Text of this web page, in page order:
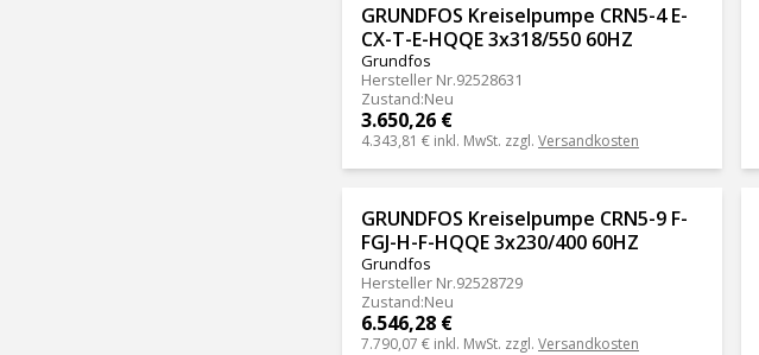
GRUNDFOS Kreiselpumpe CRN5-4 E-
CX-T-E-HQQE 3x318/550 60HZ
Grundfos
Hersteller Nr.92528631
Zustand:Neu
3.650,26 €
4.343,81 € inkl. MwSt. zzgl. Versandkosten
GRUNDFOS Kreiselpumpe CRN5-9 F-
FGJ-H-F-HQQE 3x230/400 60HZ
Grundfos
Hersteller Nr.92528729
Zustand:Neu
6.546,28 €
7.790,07 € inkl. MwSt. zzgl. Versandkosten